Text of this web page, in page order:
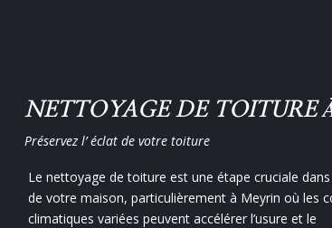
NETTOYAGE DE TOITURE
Préservez l’ éclat de votre toiture
Le nettoyage de toiture est une étape cruciale dans
de votre maison, particulièrement à Meyrin où les
climatiques variées peuvent accélérer l’usure et le